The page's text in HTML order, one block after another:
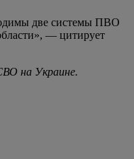
две системы ПВО
— цитирует
на Украине.